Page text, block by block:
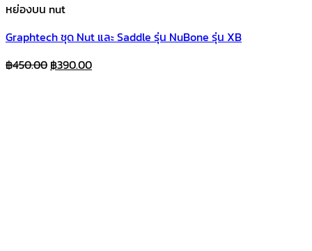
หย่องบน nut
Graphtech ชุด Nut และ Saddle รุ่น NuBone รุ่น XB
฿450.00 Original
฿390.00Current